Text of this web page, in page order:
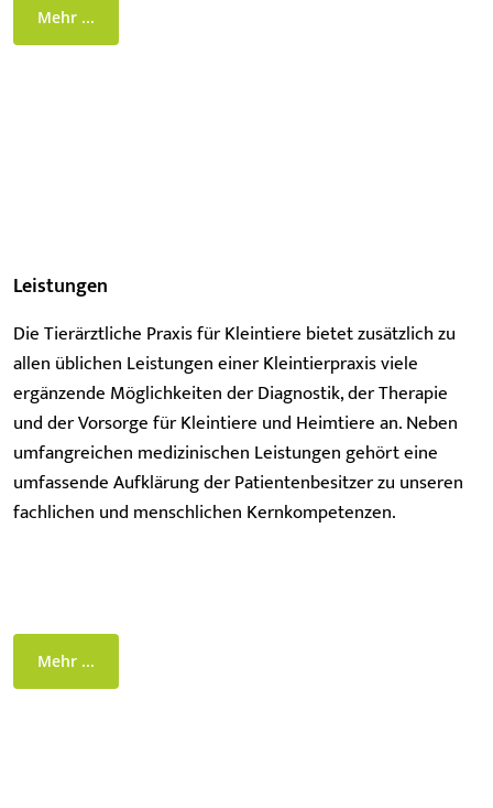
Mehr ...
Leistungen
Die Tierärztliche Praxis für Kleintiere bietet zusätzlich zu
allen üblichen Leistungen einer Kleintierpraxis viele
ergänzende Möglichkeiten der Diagnostik, der Therapie
und der Vorsorge für Kleintiere und Heimtiere an. Neben
umfangreichen medizinischen Leistungen gehört eine
umfassende Aufklärung der Patientenbesitzer zu unseren
fachlichen und menschlichen Kernkompetenzen.
Mehr ...